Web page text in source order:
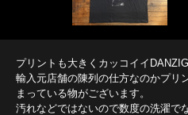
プリントも大きくカッコイイ
輸入元店舗の陳列の仕方なのかプリ
まっている物がございます。
汚れなどではないので数度の洗濯で